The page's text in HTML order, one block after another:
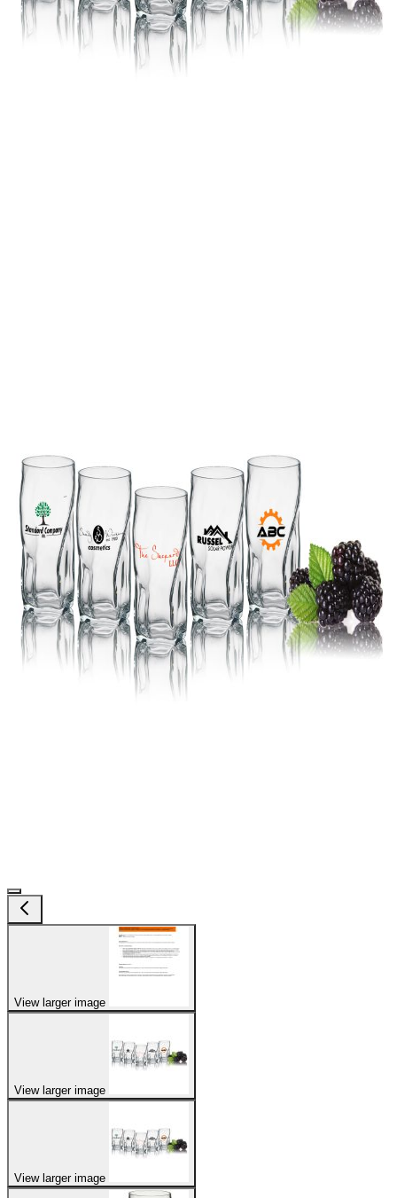
View larger image
View larger image
View larger image